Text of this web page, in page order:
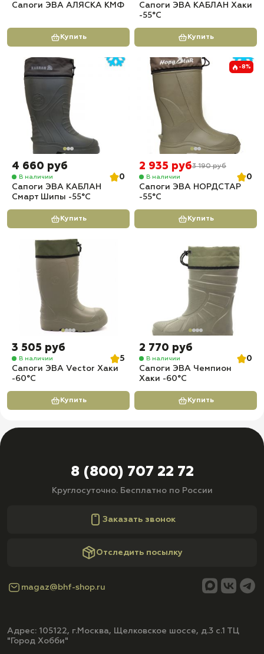
Сапоги ЭВА АЛЯСКА КМФ
Купить
Сапоги ЭВА КАБЛАН Хаки
-55°C
Купить
4 660 руб
В наличии
0
Сапоги ЭВА КАБЛАН
Смарт Шипы -55°C
Купить
-8%
2 935 руб3 190 руб
В наличии
0
Сапоги ЭВА НОРДСТАР
-55°C
Купить
3 505 руб
В наличии
5
Сапоги ЭВА Vector Хаки
-60°C
Купить
2 770 руб
В наличии
0
Сапоги ЭВА Чемпион
Хаки -60°C
Купить
8 (800) 707 22 72
Круглосуточно. Бесплатно по России
Заказать звонок
Отследить посылку
magaz@bhf-shop.ru
Адрес: 105122, г.Москва, Щелковское шоссе, д.3 с.1 ТЦ
"Город Хобби"